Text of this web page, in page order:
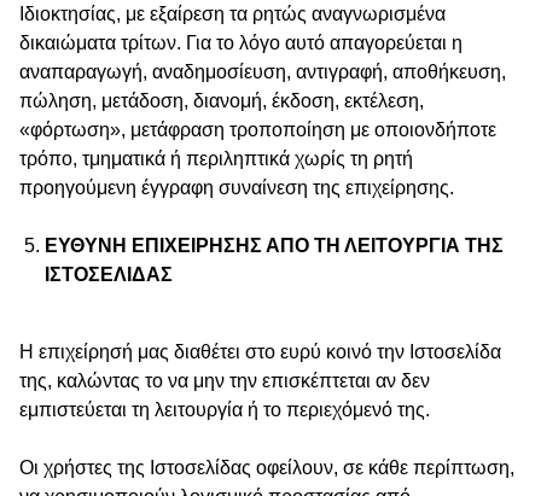
Ιδιοκτησίας, με εξαίρεση τα ρητώς αναγνωρισμένα
δικαιώματα τρίτων. Για το λόγο αυτό απαγορεύεται η
αναπαραγωγή, αναδημοσίευση, αντιγραφή, αποθήκευση,
πώληση, μετάδοση, διανομή, έκδοση, εκτέλεση,
«φόρτωση», μετάφραση τροποποίηση με οποιονδήποτε
τρόπο, τμηματικά ή περιληπτικά χωρίς τη ρητή
προηγούμενη έγγραφη συναίνεση της επιχείρησης.
ΕΥΘΥΝΗ ΕΠΙΧΕΙΡΗΣΗΣ ΑΠΟ ΤΗ ΛΕΙΤΟΥΡΓΙΑ ΤΗΣ
ΙΣΤΟΣΕΛΙΔΑΣ
Η επιχείρησή μας διαθέτει στο ευρύ κοινό την Ιστοσελίδα
της, καλώντας το να μην την επισκέπτεται αν δεν
εμπιστεύεται τη λειτουργία ή το περιεχόμενό της.
Οι χρήστες της Ιστοσελίδας οφείλουν, σε κάθε περίπτωση,